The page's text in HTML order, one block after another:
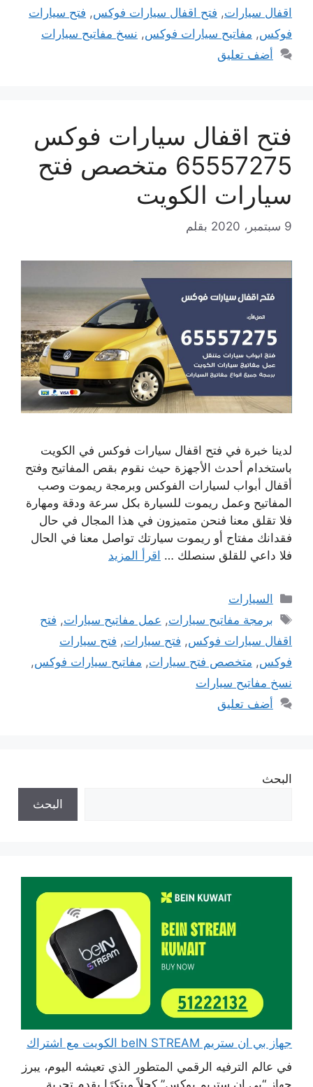
اقفال سيارات, فتح اقفال سيارات فوكس, فتح سيارات
فوكس, مفاتيح سيارات فوكس, نسخ مفاتيح سيارات
أضف تعليق
فتح اقفال سيارات فوكس
65557275 متخصص فتح
سيارات الكويت
9 سبتمبر، 2020 بقلم
لدينا خبرة في فتح اقفال سيارات فوكس في الكويت
باستخدام أحدث الأجهزة حيث نقوم بقص المفاتيح وفتح
أقفال أبواب لسيارات الفوكس وبرمجة ريموت وصب
المفاتيح وعمل ريموت للسيارة بكل سرعة ودقة ومهارة
فلا تقلق معنا فنحن متميزون في هذا المجال في حال
فقدانك مفتاح أو ريموت سيارتك تواصل معنا في الحال
فلا داعي للقلق سنصلك … اقرأ المزيد
التصنيفات
السيارات
الوسوم
برمجة مفاتيح سيارات, عمل مفاتيح سيارات, فتح
اقفال سيارات فوكس, فتح سيارات, فتح سيارات
فوكس, متخصص فتح سيارات, مفاتيح سيارات فوكس,
نسخ مفاتيح سيارات
أضف تعليق
البحث
البحث
جهاز بي ان ستريم beIN STREAM الكويت مع اشتراك
في عالم الترفيه الرقمي المتطور الذي تعيشه اليوم، يبرز
جهاز “بي إن ستريم بوكس” كحلاً مبتكرًا يقدم تجربة